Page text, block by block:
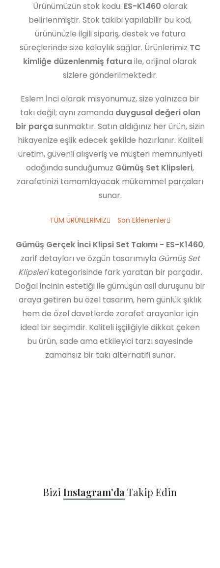
Ürünümüzün stok kodu: ES-K1460 olarak
belirlenmiştir. Stok takibi yapılabilir bu kod,
ürününüzle ilgili sipariş, destek ve fatura
süreçlerinde size kolaylık sağlar. Ürünlerimiz TC
kimliğe düzenlenmiş faturaile, orijinal olarak
sizlere gönderilmektedir.
Eslem İnci olarak misyonumuz, size yalnızca bir
takı değil; aynı zamanda duygusal değeri olan
bir parçasunmaktır. Satın aldığınız her ürün, sizin
hikayenize eşlik edecek şekilde hazırlanır. Kaliteli
üretim, güvenli alışveriş ve müşteri memnuniyeti
odağında sunduğumuz Gümüş Set Klipsleri,
zarafetinizi tamamlayacak mükemmel parçaları
sunar.
TÜM ÜRÜNLERİMİZ Son Eklenenler
Gümüş Gerçek İnci Klipsi Set Takımı - ES-K1460,
zarif detayları ve özgün tasarımıyla Gümüş Set
Klipslerikategorisinde fark yaratan bir parçadır.
Doğal incinin estetiği ile gümüşün asil duruşunu bir
araya getiren bu özel tasarım, hem günlük şıklık
hem de özel davetlerde zarafet arayanlar için
ideal bir seçimdir. Kaliteli işçiliğiyle dikkat çeken
bu ürün, sade ama etkileyici tarzı sayesinde
zamansız bir takı alternatifi sunar.
BiziInstagram'daTakip Edin